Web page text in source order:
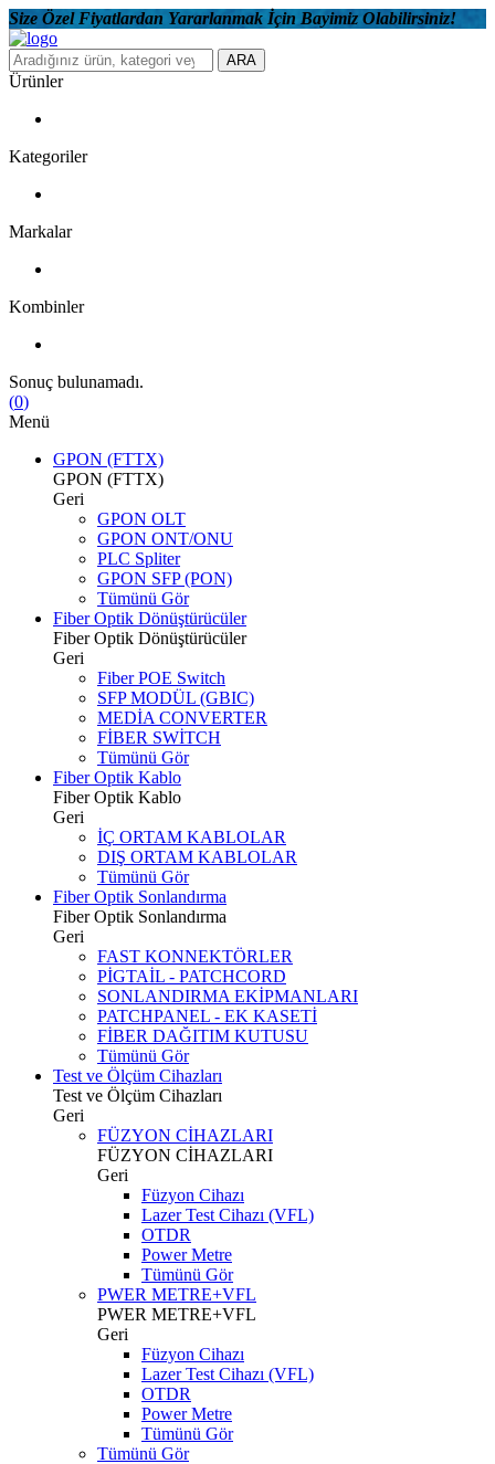
Size Özel Fiyatlardan Yararlanmak İçin Bayimiz Olabilirsiniz!
ARA
Ürünler
Kategoriler
Markalar
Kombinler
Sonuç bulunamadı.
(0)
Menü
GPON (FTTX)
GPON (FTTX)
Geri
GPON OLT
GPON ONT/ONU
PLC Spliter
GPON SFP (PON)
Tümünü Gör
Fiber Optik Dönüştürücüler
Fiber Optik Dönüştürücüler
Geri
Fiber POE Switch
SFP MODÜL (GBIC)
MEDİA CONVERTER
FİBER SWİTCH
Tümünü Gör
Fiber Optik Kablo
Fiber Optik Kablo
Geri
İÇ ORTAM KABLOLAR
DIŞ ORTAM KABLOLAR
Tümünü Gör
Fiber Optik Sonlandırma
Fiber Optik Sonlandırma
Geri
FAST KONNEKTÖRLER
PİGTAİL - PATCHCORD
SONLANDIRMA EKİPMANLARI
PATCHPANEL - EK KASETİ
FİBER DAĞITIM KUTUSU
Tümünü Gör
Test ve Ölçüm Cihazları
Test ve Ölçüm Cihazları
Geri
FÜZYON CİHAZLARI
FÜZYON CİHAZLARI
Geri
Füzyon Cihazı
Lazer Test Cihazı (VFL)
OTDR
Power Metre
Tümünü Gör
PWER METRE+VFL
PWER METRE+VFL
Geri
Füzyon Cihazı
Lazer Test Cihazı (VFL)
OTDR
Power Metre
Tümünü Gör
Tümünü Gör